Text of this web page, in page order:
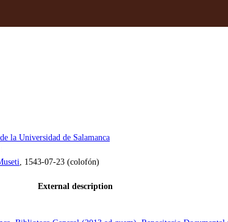
la Universidad de Salamanca
, 1543-07-23 (colofón)
External description